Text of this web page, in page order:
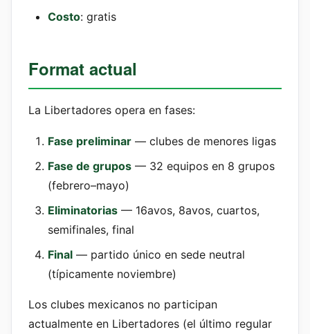
Costo: gratis
Format actual
La Libertadores opera en fases:
Fase preliminar — clubes de menores ligas
Fase de grupos — 32 equipos en 8 grupos
(febrero–mayo)
Eliminatorias — 16avos, 8avos, cuartos,
semifinales, final
Final — partido único en sede neutral
(típicamente noviembre)
Los clubes mexicanos no participan
actualmente en Libertadores (el último regular